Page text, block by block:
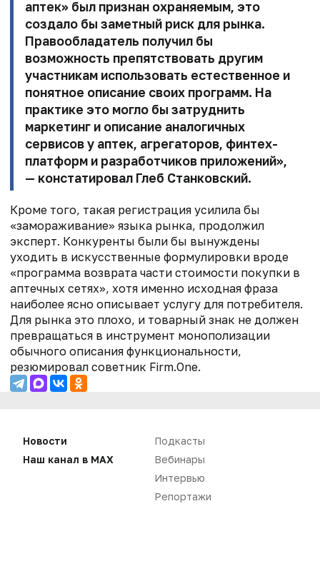
аптек» был признан охраняемым, это
создало бы заметный риск для рынка.
Правообладатель получил бы
возможность препятствовать другим
участникам использовать естественное и
понятное описание своих программ. На
практике это могло бы затруднить
маркетинг и описание аналогичных
сервисов у аптек, агрегаторов, финтех-
платформ и разработчиков приложений»,
— констатировал Глеб Станковский.
Кроме того, такая регистрация усилила бы
«замораживание» языка рынка, продолжил
эксперт. Конкуренты были бы вынуждены
уходить в искусственные формулировки вроде
«программа возврата части стоимости покупки в
аптечных сетях», хотя именно исходная фраза
наиболее ясно описывает услугу для потребителя.
Для рынка это плохо, и товарный знак не должен
превращаться в инструмент монополизации
обычного описания функциональности,
резюмировал советник Firm.One.
Новости
Наш канал в MAX
Подкасты
Вебинары
Интервью
Репортажи